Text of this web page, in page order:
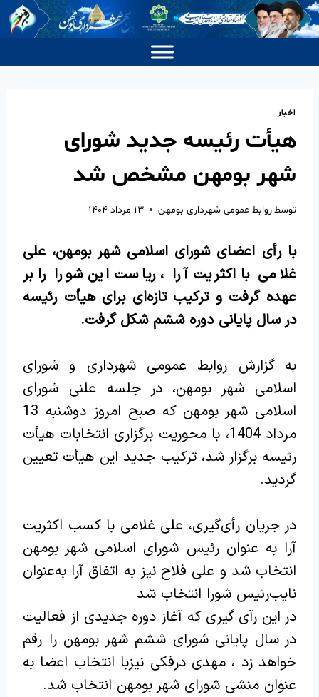
اخبار
هیأت رئیسه جدید شورای
شهر بومهن مشخص شد
توسطروابط عمومی شهرداری بومهن ۱۳ مرداد ۱۴۰۴
با رأی اعضای شورای اسلامی شهر بومهن، علی
غلامی با اکثریت آرا ، ریاست این شورا را بر
عهده گرفت و ترکیب تازه‌ای برای هیأت رئیسه
در سال پایانی دوره ششم شکل گرفت.
به گزارش روابط عمومی شهرداری و شورای
اسلامی شهر بومهن، در جلسه علنی شورای
اسلامی شهر بومهن که صبح امروز دوشنبه 13
مرداد 1404، با محوریت برگزاری انتخابات هیأت
رئیسه برگزار شد، ترکیب جدید این هیأت تعیین
گردید.
در جریان رأی‌گیری، علی غلامی با کسب اکثریت
آرا به عنوان رئیس شورای اسلامی شهر بومهن
انتخاب شد و علی فلاح نیز به اتفاق آرا به‌عنوان
نایب‌رئیس شورا انتخاب شد
در این رآی گیری که آغاز دوره جدیدی از فعالیت
در سال پایانی شورای ششم شهر بومهن را رقم
خواهد زد ، مهدی درفکی نیزبا انتخاب اعضا به
عنوان منشی شورای شهر بومهن انتخاب شد.